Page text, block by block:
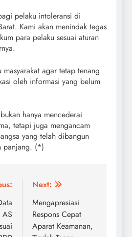
pelaku intoleransi di
Kami akan menindak tegas
para pelaku sesuai aturan
agar tetap tenang
oleh informasi yang belum
hanya mencederai
tetapi juga mengancam
yang telah dibangun
panjang. (*)
AS
Next:
Mengapresiasi
Respons Cepat
Aparat Keamanan,